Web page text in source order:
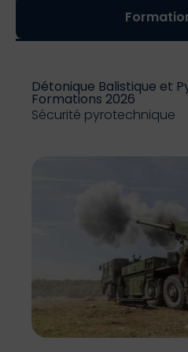
Détonique Balistique et
Formations 2026
Sécurité pyrotechnique